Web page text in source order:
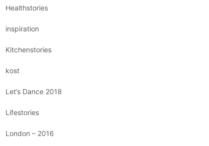
Healthstories
inspiration
Kitchenstories
kost
Let’s Dance 2018
Lifestories
London – 2016